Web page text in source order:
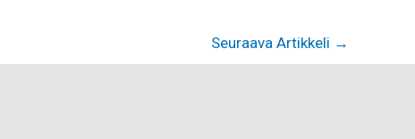
Seuraava Artikkeli →